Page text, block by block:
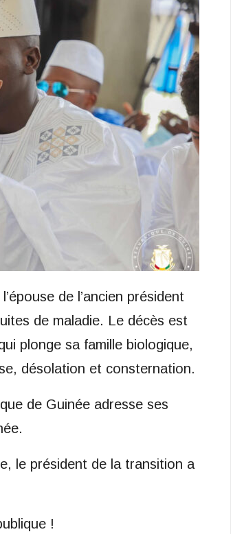
de l’ancien président
de maladie. Le décès est
plonge sa famille biologique,
désolation et consternation.
de Guinée adresse ses
le président de la transition a
!